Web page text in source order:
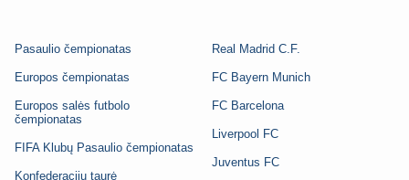
Pasaulio čempionatas
Europos čempionatas
Europos salės futbolo
čempionatas
FIFA Klubų Pasaulio čempionatas
Konfederacijų taurė
Real Madrid C.F.
FC Bayern Munich
FC Barcelona
Liverpool FC
Juventus FC